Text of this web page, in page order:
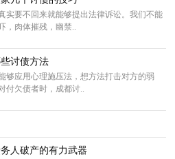
实要不回来就能够提出法律诉讼。我们不能
，肉体摧残，幽禁..
讨债方法
够应用心理施压法，想方法打击对方的弱
付欠债者时，成都讨..
人破产的有力武器